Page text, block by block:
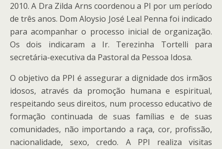
2010. A Dra Zilda Arns coordenou a PI por um período
de três anos. Dom Aloysio José Leal Penna foi indicado
para acompanhar o processo inicial de organização.
Os dois indicaram a Ir. Terezinha Tortelli para
secretária-executiva da Pastoral da Pessoa Idosa.
O objetivo da PPI é assegurar a dignidade dos irmãos
idosos, através da promoção humana e espiritual,
respeitando seus direitos, num processo educativo de
formação continuada de suas famílias e de suas
comunidades, não importando a raça, cor, profissão,
nacionalidade, sexo, credo. A PPI realiza visitas